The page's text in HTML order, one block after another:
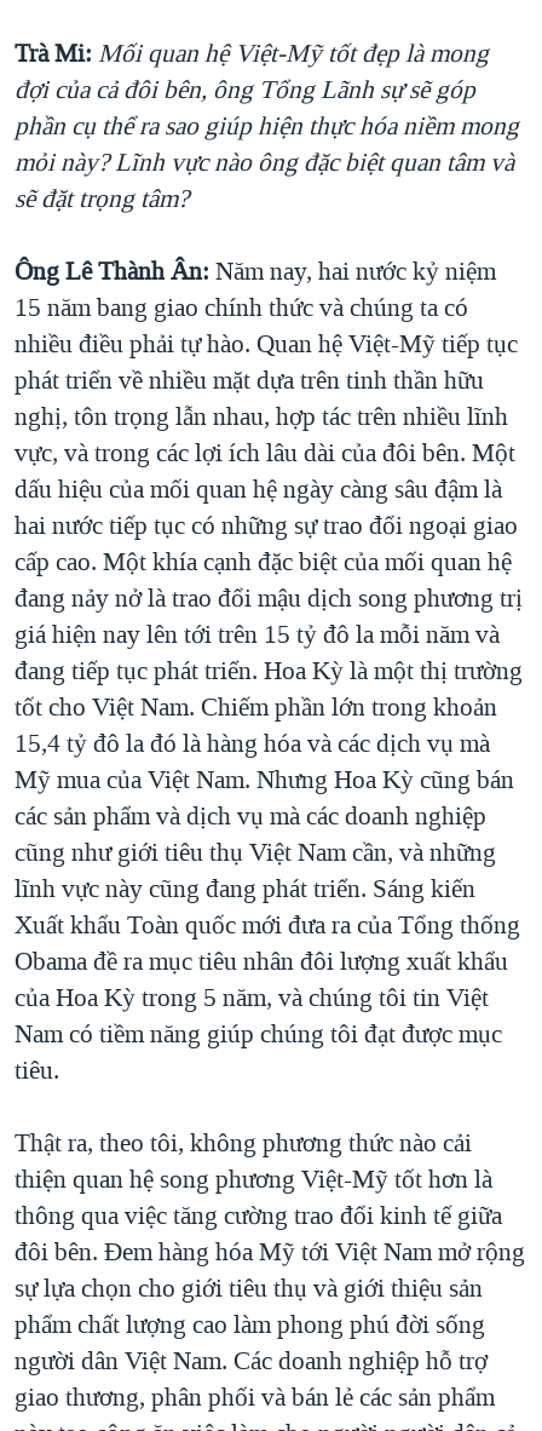
Trà Mi: Mối quan hệ Việt-Mỹ tốt đẹp là mong
đợi của cả đôi bên, ông Tổng Lãnh sự sẽ góp
phần cụ thể ra sao giúp hiện thực hóa niềm mong
mỏi này? Lĩnh vực nào ông đặc biệt quan tâm và
sẽ đặt trọng tâm?
Ông Lê Thành Ân: Năm nay, hai nước kỷ niệm
15 năm bang giao chính thức và chúng ta có
nhiều điều phải tự hào. Quan hệ Việt-Mỹ tiếp tục
phát triển về nhiều mặt dựa trên tinh thần hữu
nghị, tôn trọng lẫn nhau, hợp tác trên nhiều lĩnh
vực, và trong các lợi ích lâu dài của đôi bên. Một
dấu hiệu của mối quan hệ ngày càng sâu đậm là
hai nước tiếp tục có những sự trao đổi ngoại giao
cấp cao. Một khía cạnh đặc biệt của mối quan hệ
đang nảy nở là trao đổi mậu dịch song phương trị
giá hiện nay lên tới trên 15 tỷ đô la mỗi năm và
đang tiếp tục phát triển. Hoa Kỳ là một thị trường
tốt cho Việt Nam. Chiếm phần lớn trong khoản
15,4 tỷ đô la đó là hàng hóa và các dịch vụ mà
Mỹ mua của Việt Nam. Nhưng Hoa Kỳ cũng bán
các sản phẩm và dịch vụ mà các doanh nghiệp
cũng như giới tiêu thụ Việt Nam cần, và những
lĩnh vực này cũng đang phát triển. Sáng kiến
Xuất khẩu Toàn quốc mới đưa ra của Tổng thống
Obama đề ra mục tiêu nhân đôi lượng xuất khẩu
của Hoa Kỳ trong 5 năm, và chúng tôi tin Việt
Nam có tiềm năng giúp chúng tôi đạt được mục
tiêu.
Thật ra, theo tôi, không phương thức nào cải
thiện quan hệ song phương Việt-Mỹ tốt hơn là
thông qua việc tăng cường trao đổi kinh tế giữa
đôi bên. Đem hàng hóa Mỹ tới Việt Nam mở rộng
sự lựa chọn cho giới tiêu thụ và giới thiệu sản
phẩm chất lượng cao làm phong phú đời sống
người dân Việt Nam. Các doanh nghiệp hỗ trợ
giao thương, phân phối và bán lẻ các sản phẩm